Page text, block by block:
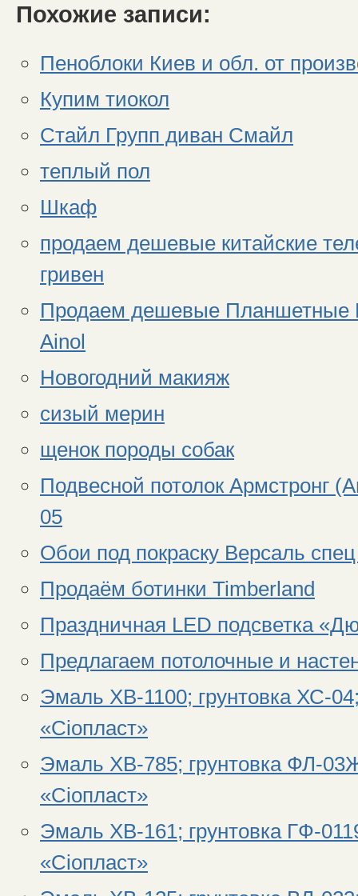
Похожие записи:
Пеноблоки Киев и обл. от
Купим тиокол
Стайл Групп диван Смайл
теплый пол
Шкаф
продаем дешевые китайские
гривен
Продаем дешевые Планшетные
Ainol
Новогодний макияж
сизый мерин
щенок породы собак
Подвесной потолок Армстронг
05
Обои под покраску Версаль
Продаём ботинки Timberland
Праздничная LED подсветка
Предлагаем потолочные и
Эмаль ХВ-1100; грунтовка ХС-
«Сiопласт»
Эмаль ХВ-785; грунтовка ФЛ-
«Сiопласт»
Эмаль ХВ-161; грунтовка ГФ-
«Сiопласт»